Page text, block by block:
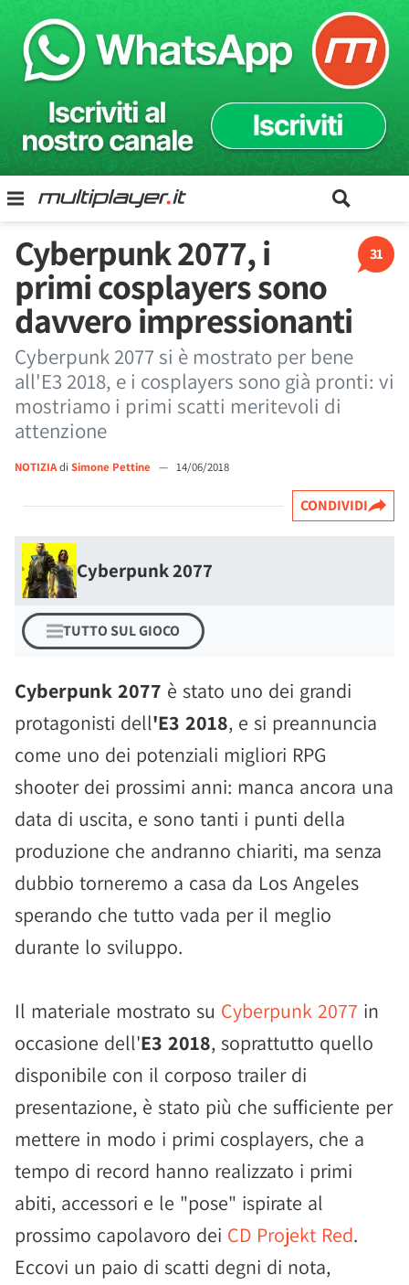
31
Cyberpunk 2077, i
primi cosplayers sono
davvero impressionanti
Cyberpunk 2077 si è mostrato per bene
all'E3 2018, e i cosplayers sono già pronti: vi
mostriamo i primi scatti meritevoli di
attenzione
NOTIZIAdi Simone Pettine — 14/06/2018
CONDIVIDI
Cyberpunk 2077
TUTTO SUL GIOCO
Cyberpunk 2077 è stato uno dei grandi
protagonisti dell'E3 2018, e si preannuncia
come uno dei potenziali migliori RPG
shooter dei prossimi anni: manca ancora una
data di uscita, e sono tanti i punti della
produzione che andranno chiariti, ma senza
dubbio torneremo a casa da Los Angeles
sperando che tutto vada per il meglio
durante lo sviluppo.
Il materiale mostrato su Cyberpunk 2077 in
occasione dell'E3 2018, soprattutto quello
disponibile con il corposo trailer di
presentazione, è stato più che sufficiente per
mettere in modo i primi cosplayers, che a
tempo di record hanno realizzato i primi
abiti, accessori e le "pose" ispirate al
prossimo capolavoro dei CD Projekt Red.
Eccovi un paio di scatti degni di nota,